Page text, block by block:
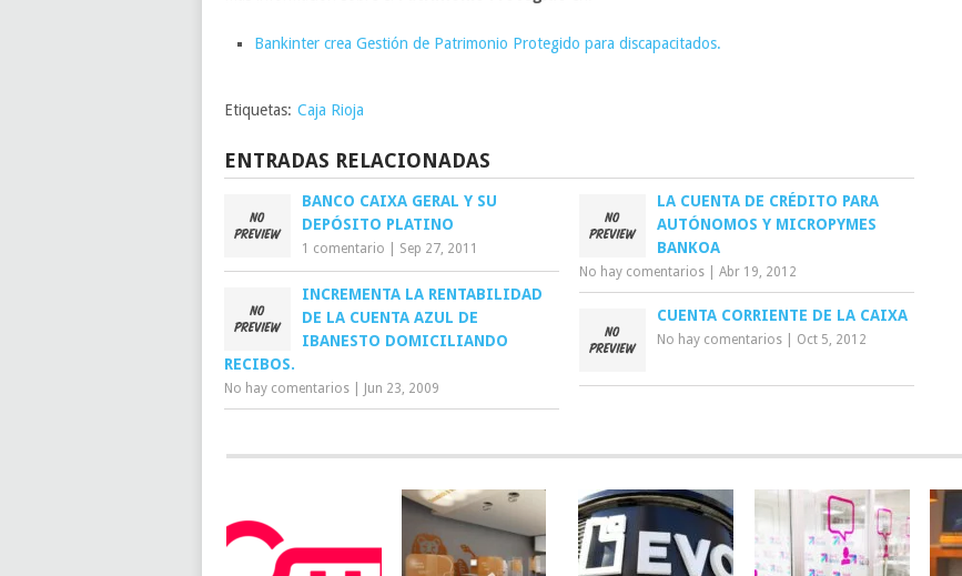
Bankinter crea Gestión de Patrimonio Protegido para discapacitados.
Etiquetas: Caja Rioja
ENTRADAS RELACIONADAS
BANCO CAIXA GERAL Y SU
DEPÓSITO PLATINO
1 comentario Sep 27, 2011
LA CUENTA DE CRÉDITO PARA
AUTÓNOMOS Y MICROPYMES
BANKOA
No hay comentarios |Abr 19, 2012
INCREMENTA LA RENTABILIDAD
DE LA CUENTA AZUL DE
IBANESTO DOMICILIANDO
RECIBOS.
No hay comentarios Jun 23, 2009
CUENTA CORRIENTE DE LA CAIXA
No hay comentarios Oct 5, 2012